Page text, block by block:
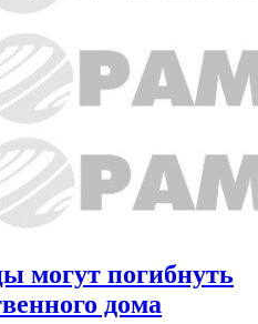
могут погибнуть
дома